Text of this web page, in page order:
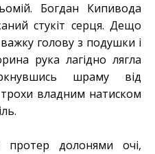
Богдан Кипивода
стукіт серця. Дещо
голову з подушки і
рука лагідно лягла
шраму від
трохи владним натиском
долонями очі,